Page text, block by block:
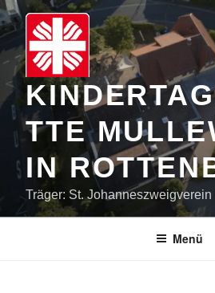
Zum
Inhalt
springen
TTE
IN
Träger: St. Johanneszweigverein
Menü